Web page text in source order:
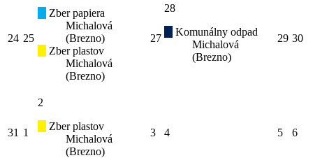
24 25
Zber papiera
Michalová
(Brezno)
Zber plastov
Michalová
(Brezno)
27
28
Komunálny odpad
Michalová
(Brezno)
29 30
31 1
2
Zber plastov
Michalová
(Brezno)
3 4 5 6